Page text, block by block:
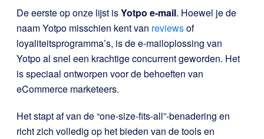
De eerste op onze lijst isYotpo e-mail. Hoewel je de
naam Yotpo misschien kent van reviewsof
loyaliteitsprogramma’s, is de e-mailoplossing van
Yotpo al snel een krachtige concurrent geworden. Het
is speciaal ontworpen voor de behoeften van
eCommerce marketeers.
Het stapt af van de “one-size-fits-all”-benadering en
richt zich volledig op het bieden van de tools en